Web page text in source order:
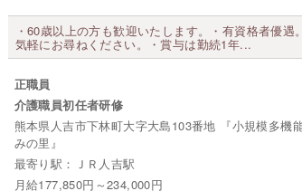
年収400万円以上 年収500万円以上
給料25万円以上
給料45万円以上 給料50万円以上
・60歳以上の方も歓迎いたします。・有資格者優遇
気軽にお尋ねください。・賞与は勤続1年...
正職員
介護職員初任者研修
熊本県人吉市下林町大字大島103番地 『小規模多機
みの里』
最寄り駅：ＪＲ人吉駅
月給177,850円～234,000円